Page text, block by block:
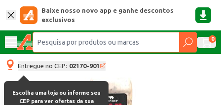
Baixe nosso novo app e ganhe descontos
exclusivos
0
Entregue no CEP: 02170-901
Escolha uma loja ou informe seu
CEP para ver ofertas da sua